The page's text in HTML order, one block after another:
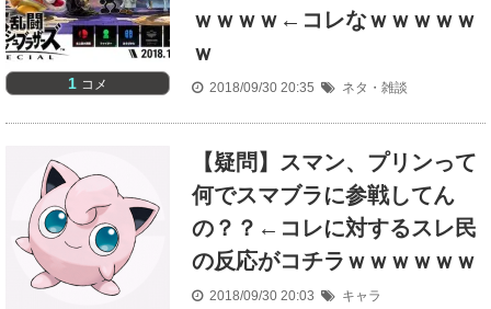
1 コメ
ｗｗｗｗ←コレなｗｗｗｗｗ
ｗ
2018/09/30 20:35 ネタ・雑談
【疑問】スマン、プリンって
何でスマブラに参戦してん
の？？←コレに対するスレ民
の反応がコチラｗｗｗｗｗｗ
2018/09/30 20:03 キャラ